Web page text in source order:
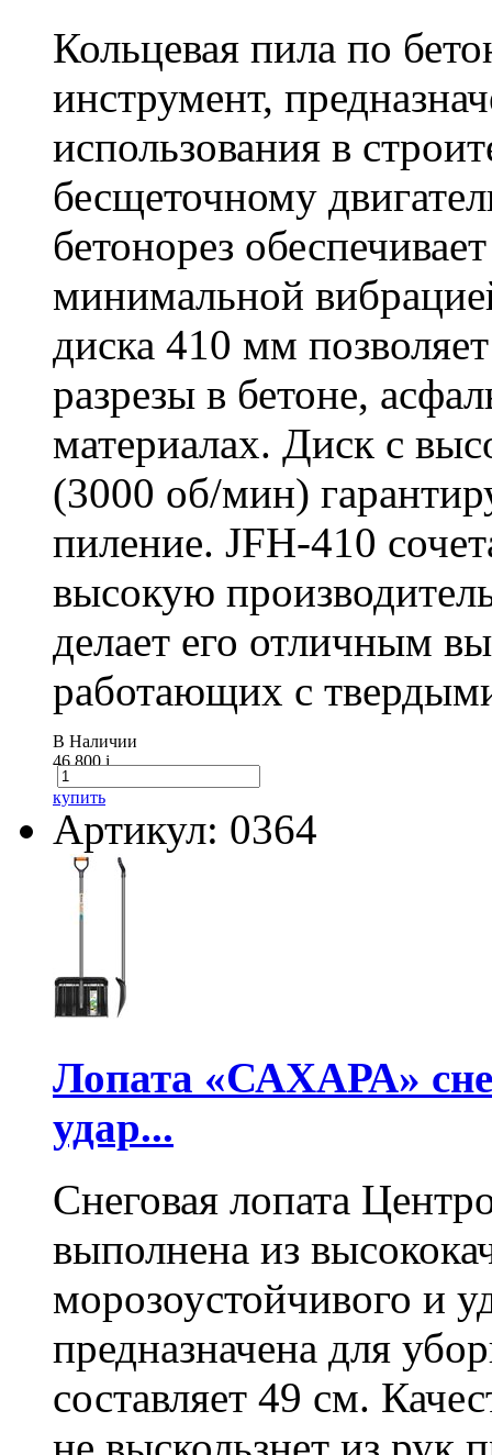
Кольцевая пила по
инструмент,
использования в
бесщеточному
бетонорез
минимальной
диска 410 мм
разрезы в бетоне,
материалах. Диск с
(3000 об/мин)
пиление. JFH-410
высокую
делает его отличным
работающих с
В Наличии
46 800i
купить
Артикул: 0364
Лопата «САХАРА»
удар...
Снеговая лопата
выполнена из
морозоустойчивого и
предназначена для
составляет 49 см.